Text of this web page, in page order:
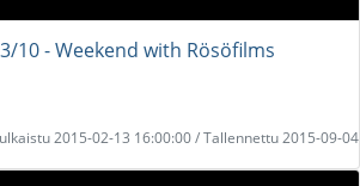
10 - Weekend with Rösöfilms
2015-02-13 16:00:00 / Tallennettu 2015-09-04